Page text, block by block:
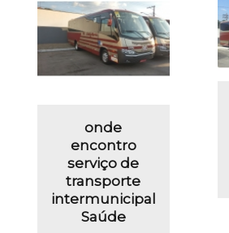
onde
encontro
serviço de
transporte
intermunicipal
Saúde